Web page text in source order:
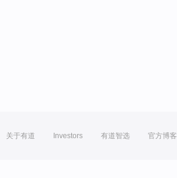
关于有道 Investors 有道智选 官方博客